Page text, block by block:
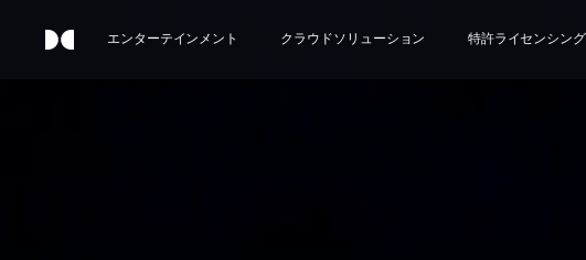
エンターテインメント クラウドソリューション 特許ライセンシング